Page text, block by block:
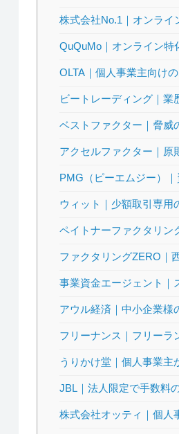
株式会社No.1｜オンライ
QuQuMo｜オンライン特
OLTA｜個人事業主向け
ビートレーディング｜業
ベストファクター｜脅威
アクセルファクター｜原
PMG（ピーエムジー）
ウィット｜少額取引専用
ペイトナーファクタリン
ファクタリングZERO｜
事業資金エージェント｜
アウル経済｜中小企業様
フリーナンス｜フリーラ
うりかけ堂｜個人事業主
JBL｜法人限定で手数料
株式会社オッティ｜個人